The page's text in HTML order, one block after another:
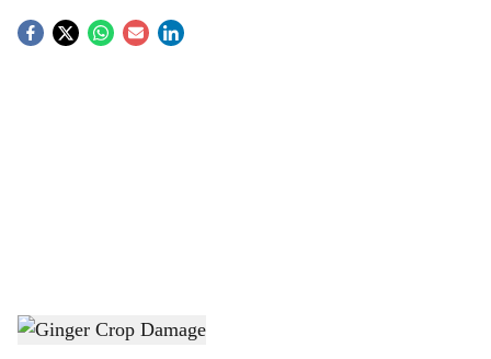
S
Ginger Crop Damage- Agrowon